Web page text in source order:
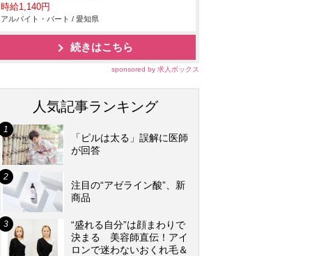
時給1,140円
アルバイト・パート / 愛知県
続きはこちら
sponsored by 求人ボックス
人気記事ランキング
「ピルは太る」誤解に医師
が回答
注目の“アゼライン酸”、新
商品
“盛れる自分”は顔まわりで
決まる 美容師直伝！アイ
ロンで迷わないおくれ毛＆